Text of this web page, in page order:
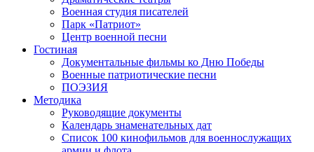
Военная студия писателей
Парк «Патриот»
Центр военной песни
Гостиная
Документальные фильмы ко Дню Победы
Военные патриотические песни
ПОЭЗИЯ
Методика
Руководящие документы
Календарь знаменательных дат
Список 100 кинофильмов для военнослужащих